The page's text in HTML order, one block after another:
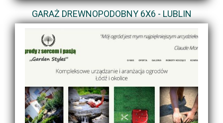
GARAŻ DREWNOPODOBNY 6X6 - LUBLIN